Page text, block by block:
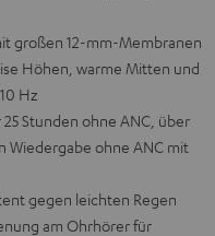
großen 12-mm-Membranen
Höhen, warme Mitten und
Hz
Stunden ohne ANC, über
Wiedergabe ohne ANC mit
gegen leichten Regen
am Ohrhörer für